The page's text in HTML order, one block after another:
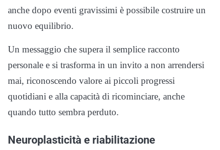
anche dopo eventi gravissimi è possibile costruire un
nuovo equilibrio.
Un messaggio che supera il semplice racconto
personale e si trasforma in un invito a non arrendersi
mai, riconoscendo valore ai piccoli progressi
quotidiani e alla capacità di ricominciare, anche
quando tutto sembra perduto.
Neuroplasticità e riabilitazione